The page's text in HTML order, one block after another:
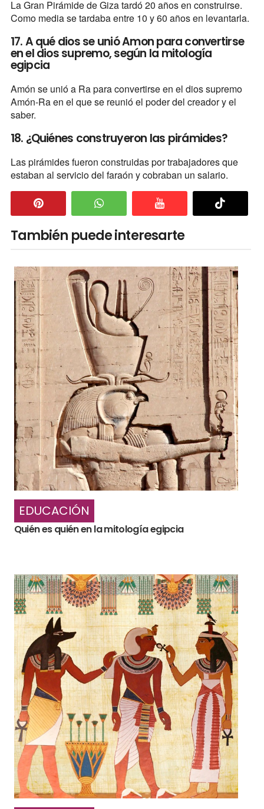
La Gran Pirámide de Giza tardó 20 años en construirse.
Como media se tardaba entre 10 y 60 años en levantarla.
17. A qué dios se unió Amon para convertirse
en el dios supremo, según la mitología
egipcia
Amón se unió a Ra para convertirse en el dios supremo
Amón-Ra en el que se reunió el poder del creador y el
saber.
18. ¿Quiénes construyeron las pirámides?
Las pirámides fueron construidas por trabajadores que
estaban al servicio del faraón y cobraban un salario.
También puede interesarte
EDUCACIÓN
Quién es quién en la mitología egipcia